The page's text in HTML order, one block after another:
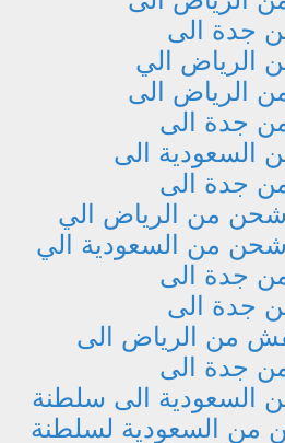
جدة الى
الرياض الي
الرياض الى
جدة الى
الى
جدة الى
من الرياض الي
من السعودية الي
جدة الى
جدة الى
من الرياض الى
جدة الى
السعودية الى سلطنة
السعودية لسلطنة